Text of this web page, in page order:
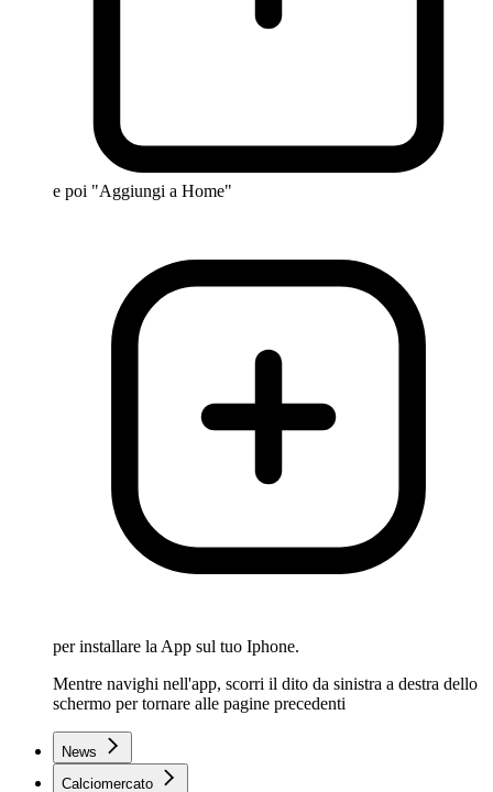
e poi "Aggiungi a Home"
per installare la App sul tuo Iphone.
Mentre navighi nell'app, scorri il dito da sinistra a destra dello
schermo per tornare alle pagine precedenti
News
Calciomercato